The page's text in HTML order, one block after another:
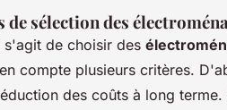
de sélection des
s'agit de choisir des
compte plusieurs critères.
des coûts à long